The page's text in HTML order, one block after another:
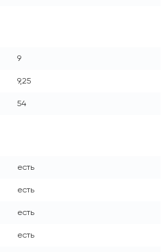
9
9,25
54
есть
есть
есть
есть